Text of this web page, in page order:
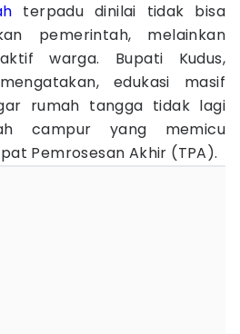
terpadu dinilai tidak bisa
pemerintah, melainkan
warga. Bupati Kudus,
edukasi masif
rumah tangga tidak lagi
campur yang memicu
Pemrosesan Akhir (TPA).